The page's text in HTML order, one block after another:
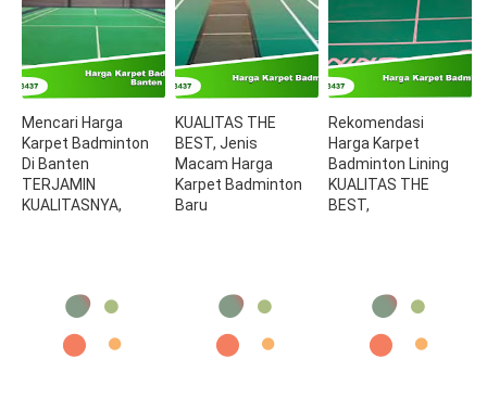
Mencari Harga
Karpet Badminton
Di Banten
TERJAMIN
KUALITASNYA,
KUALITAS THE
BEST, Jenis
Macam Harga
Karpet Badminton
Baru
Rekomendasi
Harga Karpet
Badminton Lining
KUALITAS THE
BEST,